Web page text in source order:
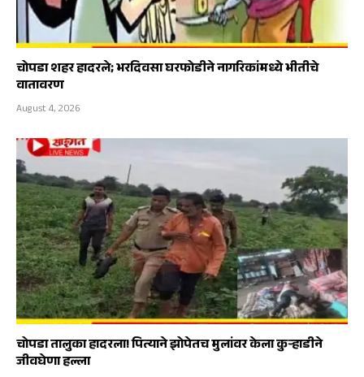
चोपडा शहर हादरले; भरदिवसा घरफोडीने नागरिकांमध्ये भीतीचे
वातावरण
August 4, 2026
चोपडा तालुका हादरला! पित्याने झोपेतच मुलांवर केला कुऱ्हाडीने
जीवघेणा हल्ला